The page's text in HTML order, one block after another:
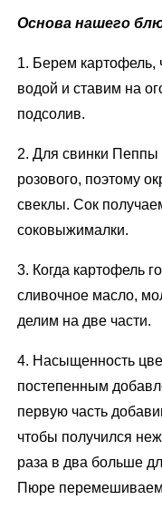
Основа нашего
1. Берем картофель,
водой и ставим на
подсолив.
2. Для свинки Пеппы
розового, поэтому
свеклы. Сок
соковыжималки.
3. Когда картофель
сливочное масло,
делим на две части.
4. Насыщенность
постепенным
первую часть
чтобы получился
раза в два больше
Пюре перемешиваем